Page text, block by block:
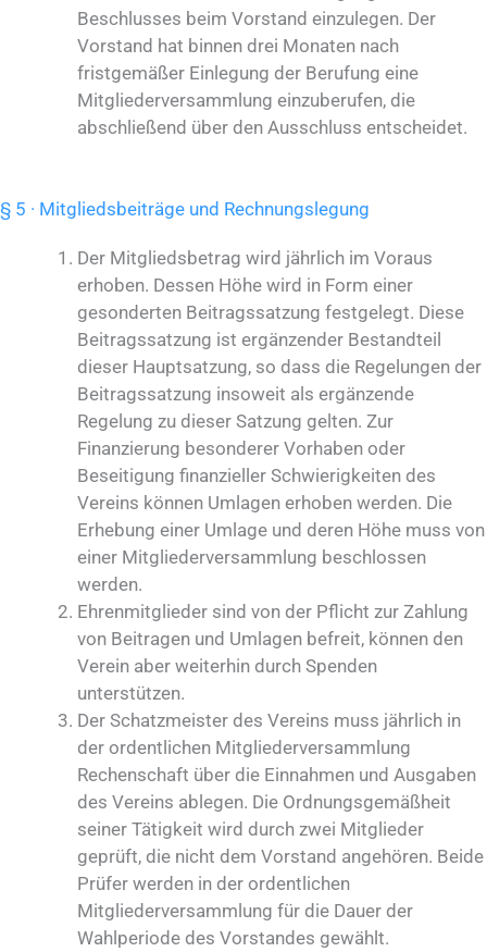
Beschlusses beim Vorstand einzulegen. Der
Vorstand hat binnen drei Monaten nach
fristgemäßer Einlegung der Berufung eine
Mitgliederversammlung einzuberufen, die
abschließend über den Ausschluss entscheidet.
§ 5 · Mitgliedsbeiträge und Rechnungslegung
Der Mitgliedsbetrag wird jährlich im Voraus
erhoben. Dessen Höhe wird in Form einer
gesonderten Beitragssatzung festgelegt. Diese
Beitragssatzung ist ergänzender Bestandteil
dieser Hauptsatzung, so dass die Regelungen der
Beitragssatzung insoweit als ergänzende
Regelung zu dieser Satzung gelten. Zur
Finanzierung besonderer Vorhaben oder
Beseitigung finanzieller Schwierigkeiten des
Vereins können Umlagen erhoben werden. Die
Erhebung einer Umlage und deren Höhe muss von
einer Mitgliederversammlung beschlossen
werden.
Ehrenmitglieder sind von der Pflicht zur Zahlung
von Beitragen und Umlagen befreit, können den
Verein aber weiterhin durch Spenden
unterstützen.
Der Schatzmeister des Vereins muss jährlich in
der ordentlichen Mitgliederversammlung
Rechenschaft über die Einnahmen und Ausgaben
des Vereins ablegen. Die Ordnungsgemäßheit
seiner Tätigkeit wird durch zwei Mitglieder
geprüft, die nicht dem Vorstand angehören. Beide
Prüfer werden in der ordentlichen
Mitgliederversammlung für die Dauer der
Wahlperiode des Vorstandes gewählt.